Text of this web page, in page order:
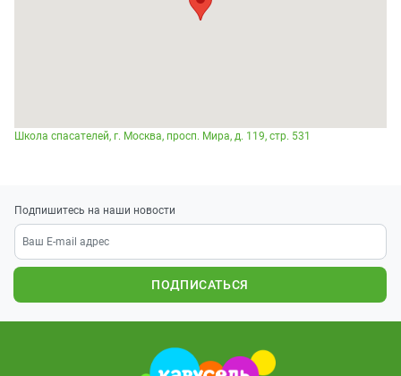
Школа спасателей, г. Москва, просп. Мира, д. 119, стр. 531
Подпишитесь на наши новости
ПОДПИСАТЬСЯ